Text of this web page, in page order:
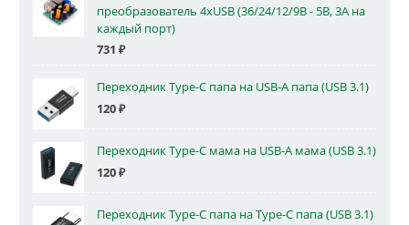
преобразователь 4xUSB (36/24/12/9В - 5В, 3А на
каждый порт)
731 ₽
Переходник Type-C папа на USB-A папа (USB 3.1)
120₽
Переходник Type-C мама на USB-A мама (USB 3.1)
120₽
Переходник Type-C папа на Type-C папа (USB 3.1)